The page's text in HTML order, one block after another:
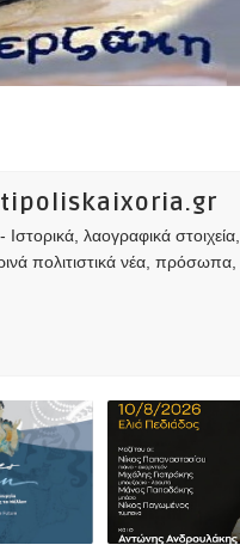
λαογραφικά
πολιτιστικά νέα, πρόσωπα,